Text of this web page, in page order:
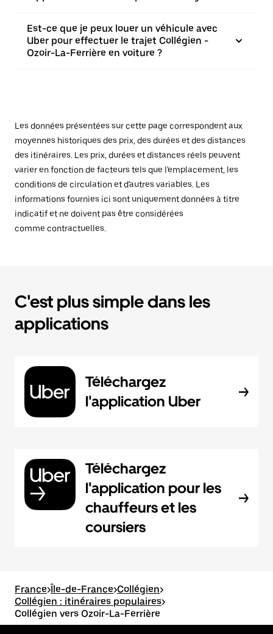
Est-ce que je peux louer un véhicule avec
Uber pour effectuer le trajet Collégien -
Ozoir-La-Ferrière en voiture ?
Les données présentées sur cette page correspondent aux
moyennes historiques des prix, des durées et des distances
des itinéraires. Les prix, durées et distances réels peuvent
varier en fonction de facteurs tels que l'emplacement, les
conditions de circulation et d'autres variables. Les
informations fournies ici sont uniquement données à titre
indicatif et ne doivent pas être considérées
comme contractuelles.
C'est plus simple dans les
applications
Téléchargez
l'application Uber
Téléchargez
l'application pour les
chauffeurs et les
coursiers
France>Île-de-France>Collégien>
Collégien : itinéraires populaires>
Collégien vers Ozoir-La-Ferrière